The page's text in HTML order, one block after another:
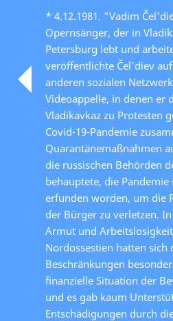
* 4.12.1981. "Vadim
Opernsänger, der in
Petersburg lebt und
veröffentlichte Čel'diev
anderen sozialen
Videoappelle, in denen er
Vladikavkaz zu Protesten
Covid-19-Pandemie
Quarantänemaßnahmen
die russischen Behörden
behauptete, die Pandemie
erfunden worden, um die
der Bürger zu verletzen.
Armut und
Nordossestien hatten sich
Beschränkungen
finanzielle Situation der
und es gab kaum
Entschädigungen durch